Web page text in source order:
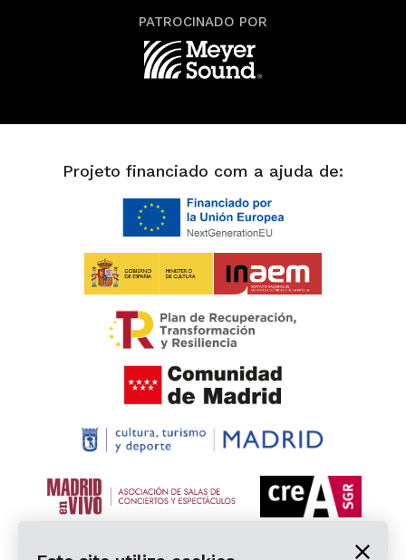
PATROCINADO POR
Projeto financiado com a ajuda de: